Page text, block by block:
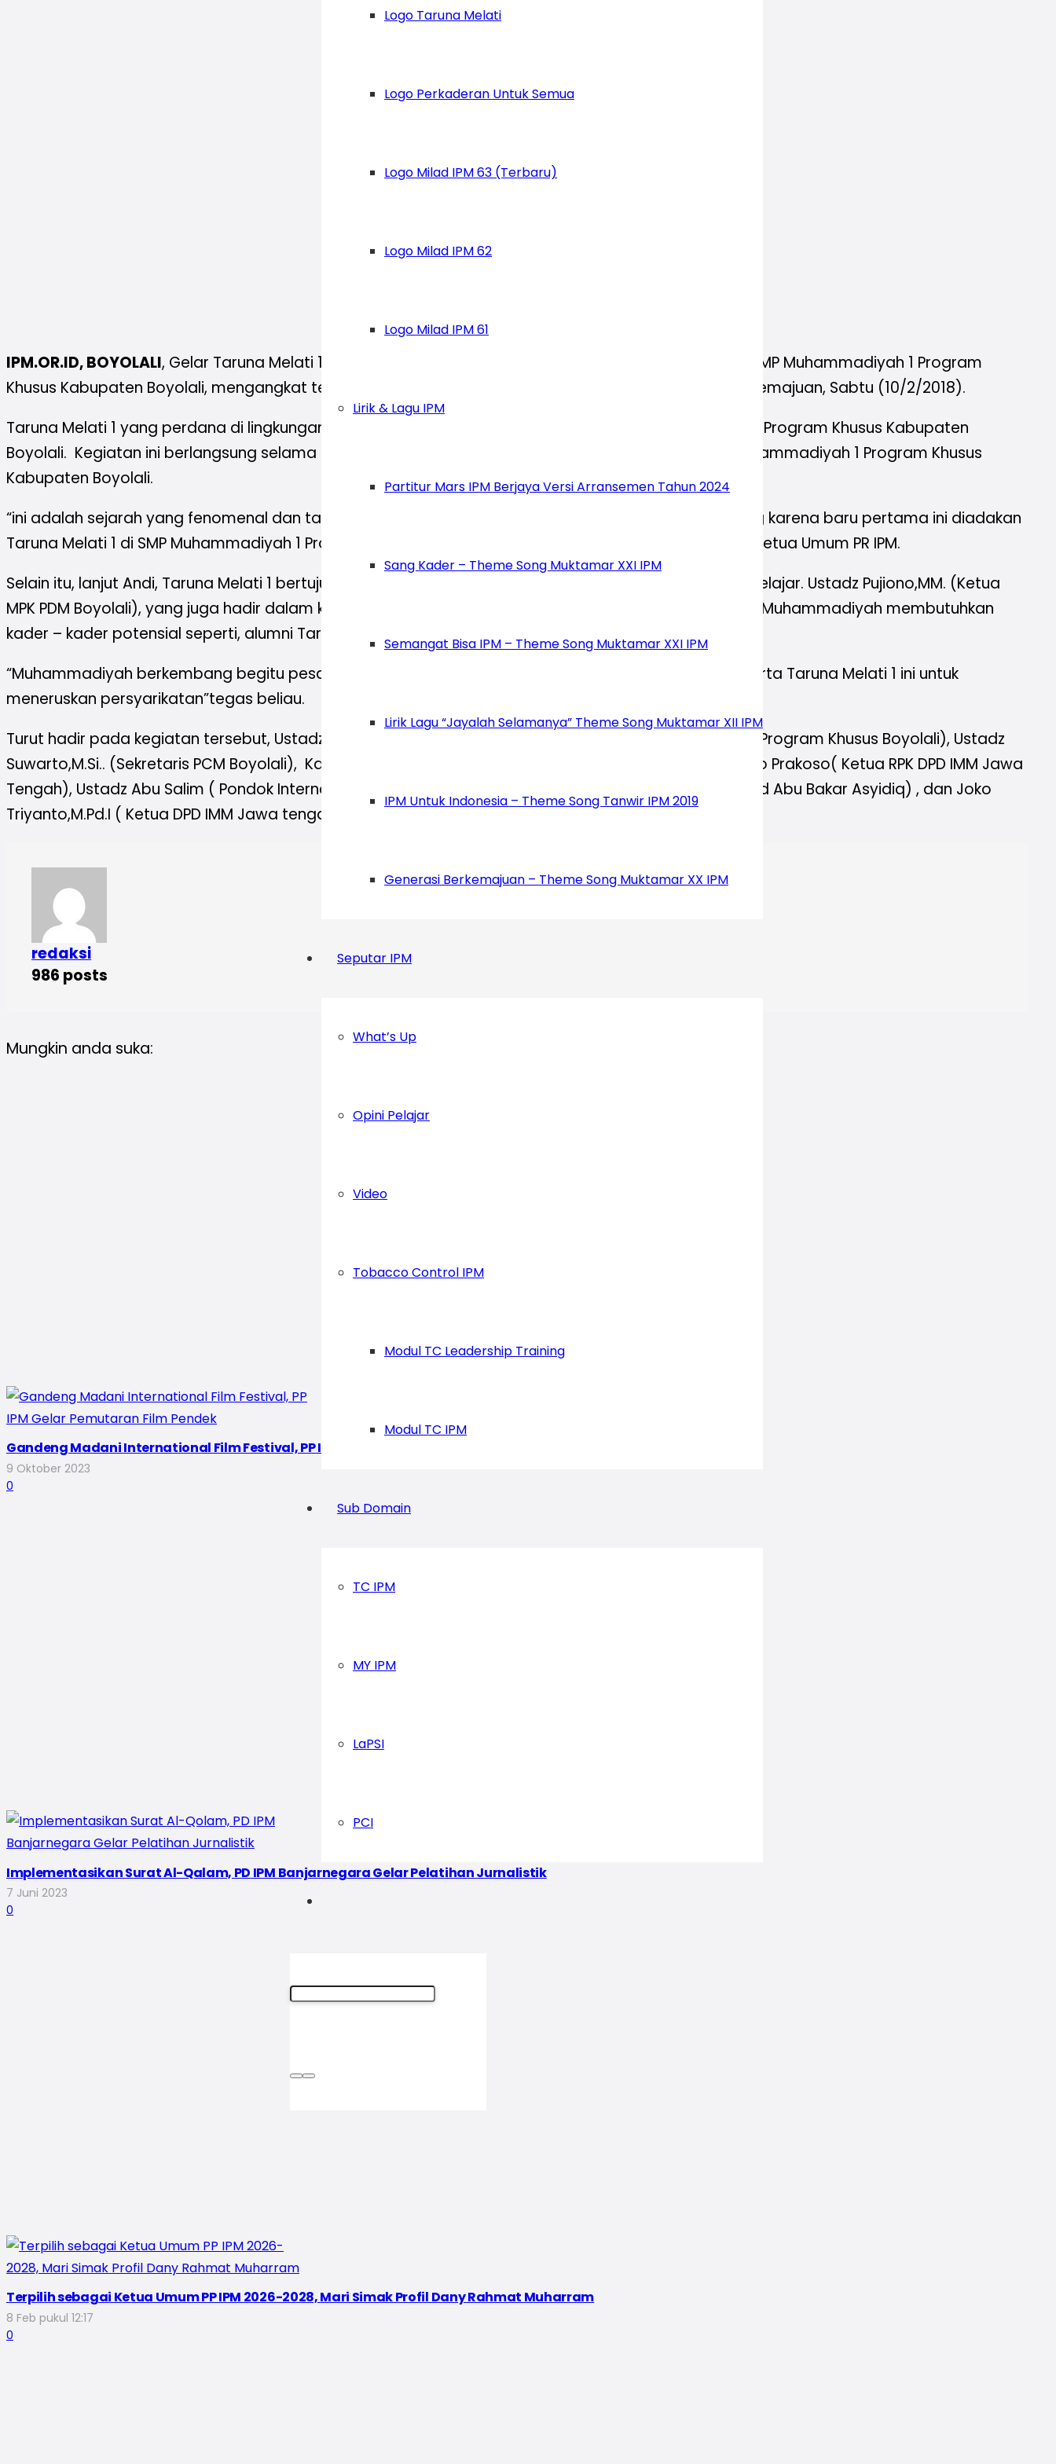
Logo Taruna Melati
Logo Perkaderan Untuk Semua
Logo Milad IPM 63 (Terbaru)
Logo Milad IPM 62
Logo Milad IPM 61
Lirik & Lagu IPM
Partitur Mars IPM Berjaya Versi Arransemen Tahun 2024
Sang Kader – Theme Song Muktamar XXI IPM
Semangat Bisa IPM – Theme Song Muktamar XXI IPM
Lirik Lagu “Jayalah Selamanya” Theme Song Muktamar XII IPM
IPM Untuk Indonesia – Theme Song Tanwir IPM 2019
Generasi Berkemajuan – Theme Song Muktamar XX IPM
Seputar IPM
What’s Up
Opini Pelajar
Video
Tobacco Control IPM
Modul TC Leadership Training
Modul TC IPM
Sub Domain
TC IPM
MY IPM
LaPSI
PCI
IPM.OR.ID, BOYOLALI, Gelar Taruna Melati 1, Pimpinan Ranting Ikatan Pelajar Muhammadiyah (PR IPM) SMP Muhammadiyah 1 Program
Khusus Kabupaten Boyolali, mengangkat tema “Membentuk Pelajar Muslim yang berkarakter dan berkemajuan, Sabtu (10/2/2018).
Taruna Melati 1 yang perdana di lingkungan sekolah tersebut, kebanggan tersendiri bagi PR IPM SMPM 1 Program Khusus Kabupaten
Boyolali. Kegiatan ini berlangsung selama 2 hari 1 malam, bertempat di Aula Khalid Bin Walid SMP Muhammadiyah 1 Program Khusus
Kabupaten Boyolali.
“ini adalah sejarah yang fenomenal dan tak terlupakan, bagaikan cinta pertama yang selalu di kenang karena baru pertama ini diadakan
Taruna Melati 1 di SMP Muhammadiyah 1 Program Khusus Boyolali,” bangga Ipmawan Andi Kurniawan, Ketua Umum PR IPM.
Selain itu, lanjut Andi, Taruna Melati 1 bertujuan mengenalkan Muhammadiyah lebih dekat dikalangan Pelajar. Ustadz Pujiono,MM. (Ketua
MPK PDM Boyolali), yang juga hadir dalam kegiatan tersebut ikut andil memecut motivasi peserta, jika Muhammadiyah membutuhkan
kader – kader potensial seperti, alumni Taruna Melati 1 ini nantinya.
“Muhammadiyah berkembang begitu pesat, maka membutuhkan kader-kader potensial seperti peserta Taruna Melati 1 ini untuk
meneruskan persyarikatan”tegas beliau.
Turut hadir pada kegiatan tersebut, Ustadz Joko Triyanto,S.Kom, M.Pd.I (Kepala SMP Muhammadiyah 1 Program Khusus Boyolali), Ustadz
Suwarto,M.Si.. (Sekretaris PCM Boyolali), Kakanda Agung ( Ketua Umum PD IPM Boyolali), Kakanda Mario Prakoso( Ketua RPK DPD IMM Jawa
Tengah), Ustadz Abu Salim ( Pondok Internasional KH. Mas Mansur), Ustadz Shihab Wichaksono ( Mahad Abu Bakar Asyidiq) , dan Joko
Triyanto,M.Pd.I ( Ketua DPD IMM Jawa tengah Bidang Tabligh).
redaksi
986 posts
Mungkin anda suka:
Gandeng Madani International Film Festival, PP IPM Gelar Pemutaran Film Pendek
9 Oktober 2023
0
Implementasikan Surat Al-Qalam, PD IPM Banjarnegara Gelar Pelatihan Jurnalistik
7 Juni 2023
0
Terpilih sebagai Ketua Umum PP IPM 2026-2028, Mari Simak Profil Dany Rahmat Muharram
8 Feb pukul 12:17
0